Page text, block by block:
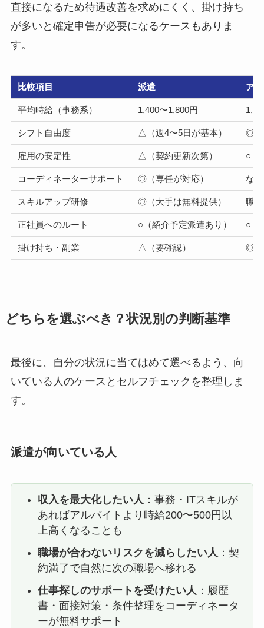
直接になるため待遇改善を求めにくく、掛け持ち
が多いと確定申告が必要になるケースもありま
す。
比較項目 派遣 ア
平均時給（事務系） 1,400〜1,800円
シフト自由度 △（週4〜5日が基本） ◎（
雇用の安定性 △（契約更新次第） ○（
コーディネーターサポート ◎（専任が対応） なし
スキルアップ研修 ◎（大手は無料提供） 職
正社員へのルート ○（紹介予定派遣あり） ○（
掛け持ち・副業 △（要確認） ◎（
どちらを選ぶべき？状況別の判断基準
最後に、自分の状況に当てはめて選べるよう、向
いている人のケースとセルフチェックを整理しま
す。
派遣が向いている人
収入を最大化したい人 ：事務・ITスキルが
あればアルバイトより時給200〜500円以
上高くなることも
職場が合わないリスクを減らしたい人 ：契
約満了で自然に次の職場へ移れる
仕事探しのサポートを受けたい人 ：履歴
書・面接対策・条件整理をコーディネータ
ーが無料サポート